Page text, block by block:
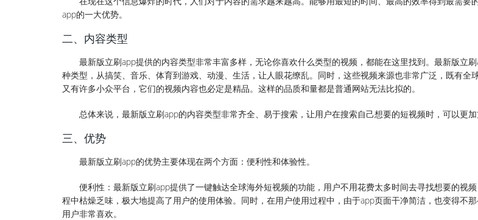
app的一大优势。
二、内容类型
最新版立刷app提供的内容类型非常丰富多样，无论你喜欢什么类型的视频，都能在这里找到。最新版立
种类型，从搞笑、音乐、体育到游戏、动漫、生活，让人眼花缭乱。同时，这些视频来源也非常广泛，既有全
又有许多小众平台，它们的视频内容也必定是精品。这样的品质和量都是普通网站无法比拟的。
总体来说，最新版立刷app的内容类型非常齐全、易于搜索，让用户在搜索自己想要的短视频时，可以更加
三、优势
最新版立刷app的优势主要体现在两个方面：便利性和体验性。
便利性：最新版立刷app提供了一键触达全球海外短视频的功能，用户不用花费太多时间去寻找想要的视
程中枯燥乏味，极大地提高了用户的使用体验。同时，在用户使用过程中，由于app页面干净简洁，也变得不
用户非常喜欢。